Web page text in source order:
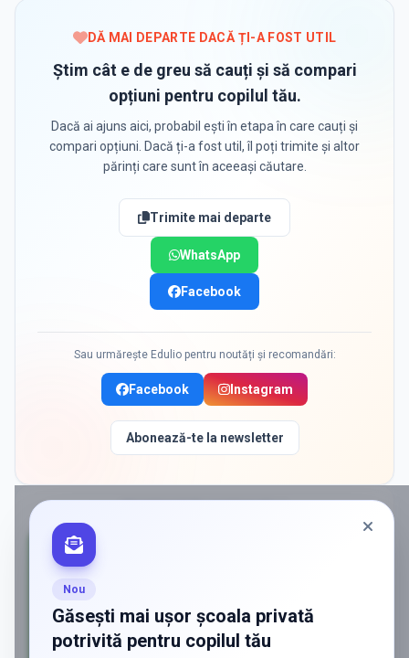
DĂ MAI DEPARTE DACĂ ȚI-A FOST UTIL
Știm cât e de greu să cauți și să compari
opțiuni pentru copilul tău.
Dacă ai ajuns aici, probabil ești în etapa în care cauți și
compari opțiuni. Dacă ți-a fost util, îl poți trimite și altor
părinți care sunt în aceeași căutare.
Trimite mai departe
WhatsApp
Facebook
Sau urmărește Edulio pentru noutăți și recomandări:
Facebook Instagram
Abonează-te la newsletter
Nou
Găsești mai ușor școala privată
potrivită pentru copilul tău